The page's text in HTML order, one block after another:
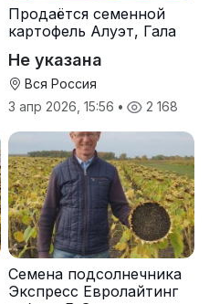
Продаётся семенной
картофель Алуэт, Гала
Не указана
Вся Россия
3 апр 2026, 15:56 • 2 168
Семена подсолнечника
Экспресс Евролайтинг